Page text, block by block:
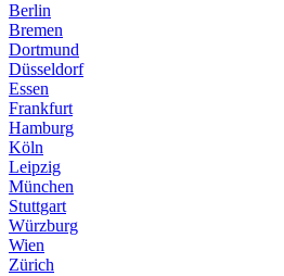
Berlin
Bremen
Dortmund
Düsseldorf
Essen
Frankfurt
Hamburg
Köln
Leipzig
München
Stuttgart
Würzburg
Wien
Zürich